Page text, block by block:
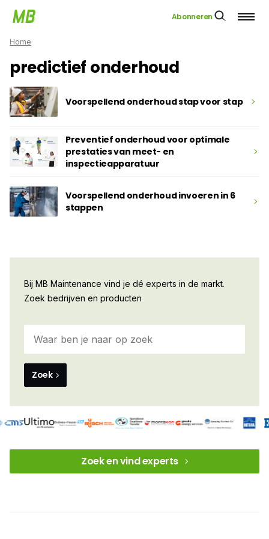
Abonneren
Home
predictief onderhoud
Voorspellend onderhoud stap voor stap
Preventief onderhoud voor optimale
prestaties van meet- en
inspectieapparatuur
Voorspellend onderhoud invoeren in 6
stappen
Bij MB Maintenance vind je dé experts in de markt.
Zoek bedrijven en producten
Zoek
Zoek en vind experts